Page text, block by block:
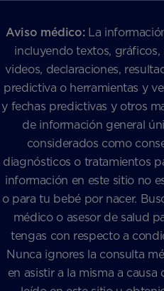
Aviso médico:La
incluyendo textos, gráficos,
videos, declaraciones,
predictiva o herramientas y
y fechas predictivas y otros
de información general
considerados como
diagnósticos o tratamientos
información en este sitio no
o para tu bebé por nacer.
médico o asesor de salud
tengas con respecto a
Nunca ignores la consulta
en asistir a la misma a